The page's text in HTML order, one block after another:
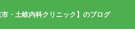
市・土岐内科クリニック】のブログ